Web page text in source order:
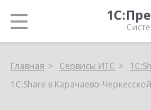
Главная Сервисы ИТС
1С:Share в Карачаево-